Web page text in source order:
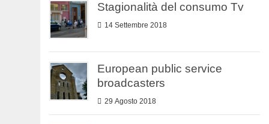
Stagionalità del consumo Tv
14 Settembre 2018
European public service
broadcasters
29 Agosto 2018